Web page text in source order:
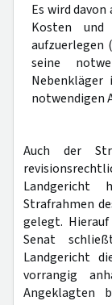
Es wird
Kosten und
aufzuerlegen
seine
Nebenkläger
notwendigen
Auch der
Landgericht
Strafrahmen
gelegt.
Senat
Landgericht
vorrangig
Angeklagten